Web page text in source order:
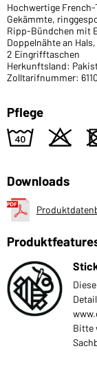
Hochwertige
Gekämmte,
Ripp-Bündchen mit
Doppelnähte an
2 Eingrifftaschen
Herkunftsland:
Zolltarifnummer:
Pflege
8 o
Downloads
Bitte